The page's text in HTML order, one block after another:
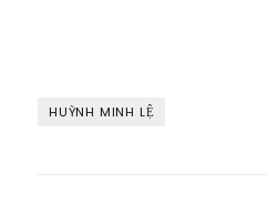
HUỲNH MINH LỆ